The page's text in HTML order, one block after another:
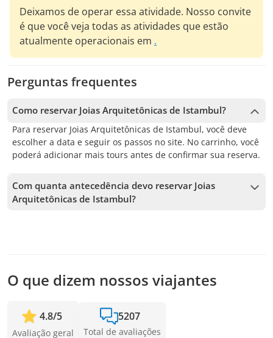
Deixamos de operar essa atividade. Nosso convite
é que você veja todas as atividades que estão
atualmente operacionais em .
Perguntas frequentes
Como reservar Joias Arquitetônicas de Istambul?
Para reservar Joias Arquitetônicas de Istambul, você deve
escolher a data e seguir os passos no site. No carrinho, você
poderá adicionar mais tours antes de confirmar sua reserva.
Com quanta antecedência devo reservar Joias
Arquitetônicas de Istambul?
O que dizem nossos viajantes
4.8/5
Avaliação geral
5207
Total de avaliações